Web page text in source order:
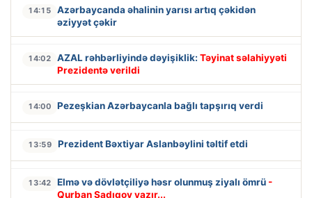
14:15
Azərbaycanda əhalinin yarısı artıq çəkidən
əziyyət çəkir
14:02 AZAL rəhbərliyində dəyişiklik: Təyinat səlahiyyəti
Prezidentə verildi
14:00 Pezeşkian Azərbaycanla bağlı tapşırıq verdi
13:59 Prezident Bəxtiyar Aslanbəylini təltif etdi
13:42 Elmə və dövlətçiliyə həsr olunmuş ziyalı ömrü -
Qurban Sadıqov yazır...